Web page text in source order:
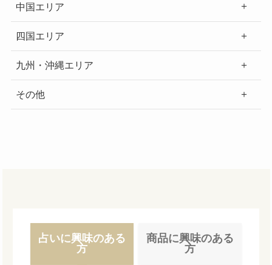
中国エリア
四国エリア
九州・沖縄エリア
その他
占いに興味のある
方
商品に興味のある
方